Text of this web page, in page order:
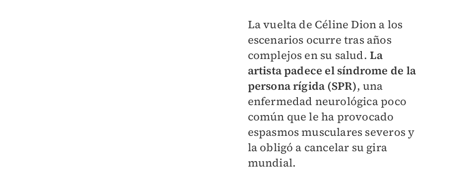
La vuelta de Céline Dion a los
escenarios ocurre tras años
complejos en su salud.La
artista padece el síndrome de la
persona rígida (SPR), una
enfermedad neurológica poco
común que le ha provocado
espasmos musculares severos y
la obligó a cancelar su gira
mundial.